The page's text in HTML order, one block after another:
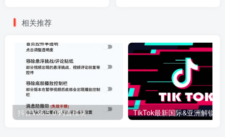
相关推荐
抖音V36.5.0 内置模块